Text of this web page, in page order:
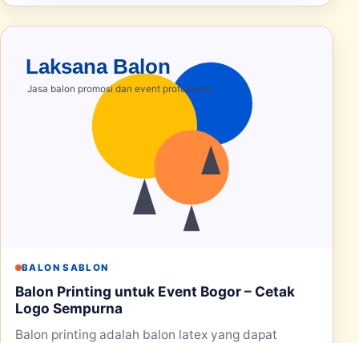
BALON SABLON
Balon Printing untuk Event Bogor – Cetak
Logo Sempurna
Balon printing adalah balon latex yang dapat